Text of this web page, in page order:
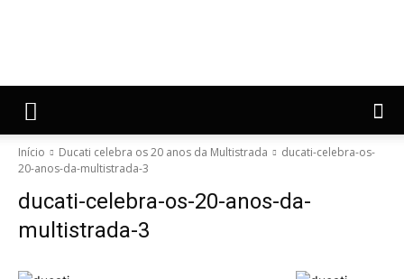
Início Ducati celebra os 20 anos da Multistrada
ducati-celebra-os-
20-anos-da-multistrada-3
ducati-celebra-os-20-anos-da-
multistrada-3